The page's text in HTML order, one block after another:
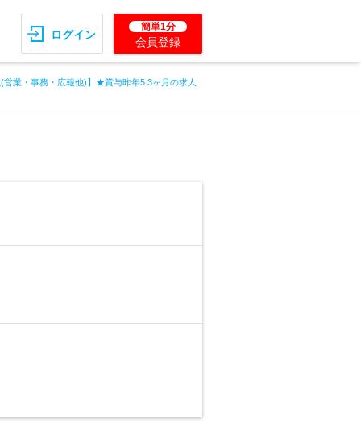
ログイン
簡単1分
会員登録
営業・事務・広報他)】★賞与昨年5.3ヶ月の求人